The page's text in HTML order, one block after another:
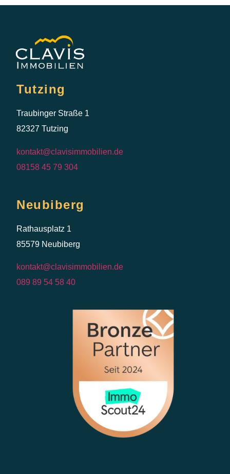
Tutzing
Traubinger Straße 1
82327 Tutzing
kontakt@clavisimmobilien.de
08158 45 79 304
Neubiberg
Rathausplatz 1
85579 Neubiberg
kontakt@clavisimmobilien.de
089 89 54 58 40